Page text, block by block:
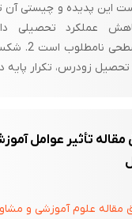
دوره متوسطه شهرستان
افت آموزشی خصوصا در
ملموس است .
حرکت به خوبی آشکار می
این است که دانش
مشکلاتی از قبیل
عملکرد تحصیلی
رضایت‌بخش
زودرس، تکرار پایه
تأثیر عوامل
مقاله علوم آموزشی و